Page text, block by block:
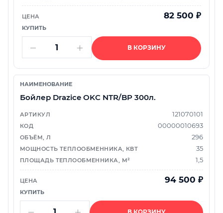
82 500 ₽
В КОРЗИНУ
Бойлер Drazice OKC NTR/BP 300л.
121070101
00000010693
296
35
1,5
94 500 ₽